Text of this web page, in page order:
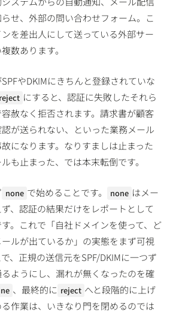
せ、外部の問い合わせフォーム。こ
を差出人にして送っている外部サー
数あります。
やDKIMにきちんと登録されていな
reject にすると、認証に失敗したそれら
赦なく拒否されます。請求書が顧客
が送られない、といった業務メール
になります。なりすましは止まった
も止まった、では本末転倒です。
none で始めることです。 none はメー
、認証の結果だけをレポートとして
。これで「自社ドメインを使って、ど
ルが出ているか」の実態をまず可視
、正規の送信元をSPF/DKIMに一つず
ようにし、漏れが無くなったのを確
、最終的に reject へと段階的に上げ
作業は、いきなり門を閉めるのでは